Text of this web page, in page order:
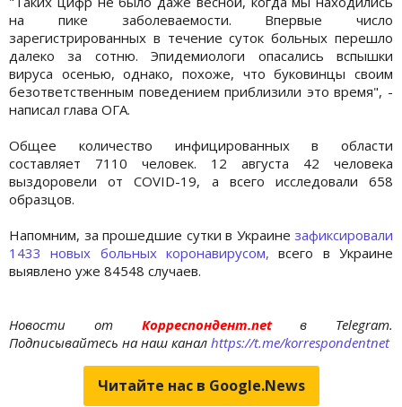
на пике заболеваемости. Впервые число
зарегистрированных в течение суток больных перешло
далеко за сотню. Эпидемиологи опасались вспышки
вируса осенью, однако, похоже, что буковинцы своим
безответственным поведением приблизили это время", -
написал глава ОГА.
Общее количество инфицированных в области
составляет 7110 человек. 12 августа 42 человека
выздоровели от COVID-19, а всего исследовали 658
образцов.
Напомним, за прошедшие сутки в Украине зафиксировали
1433 новых больных коронавирусом,всего в Украине
выявлено уже 84548 случаев.
Новости отКорреспондент.netв Telegram.
Подписывайтесь на наш канал https://t.me/korrespondentnet
Читайте нас в Google.News